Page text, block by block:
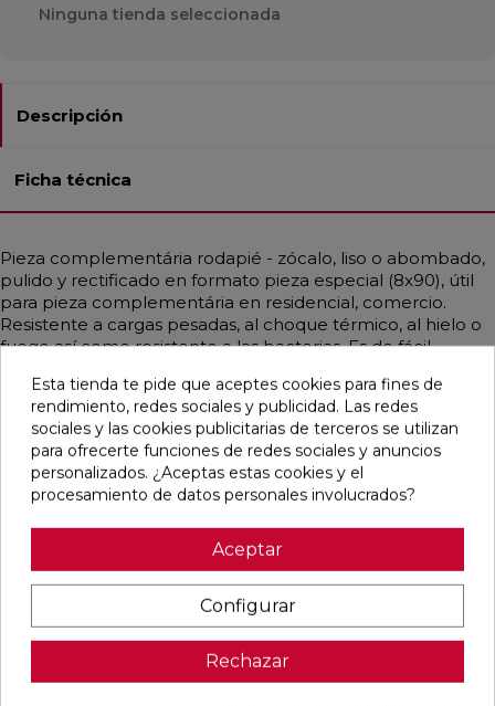
Ninguna tienda seleccionada
Descripción
Ficha técnica
Pieza complementária rodapié - zócalo, liso o abombado,
pulido y rectificado en formato pieza especial (8x90), útil
para pieza complementária en residencial, comercio.
Resistente a cargas pesadas, al choque térmico, al hielo o
fuego así como resistente a las bacterias. Es de fácil
rústico y artesanal, vintage y simulando piedra
mayoritariamente en color crema.
Pensamos que te puede interesar
ALAPLANA
favorite
VERONA
favorite
KAWAII GREY
favorite
PALOMASTONE
favorite
Esta tienda te pide que aceptes cookies para fines de
rendimiento, redes sociales y publicidad. Las redes
sociales y las cookies publicitarias de terceros se utilizan
para ofrecerte funciones de redes sociales y anuncios
personalizados. ¿Aceptas estas cookies y el
procesamiento de datos personales involucrados?
Aceptar
Configurar
Rechazar